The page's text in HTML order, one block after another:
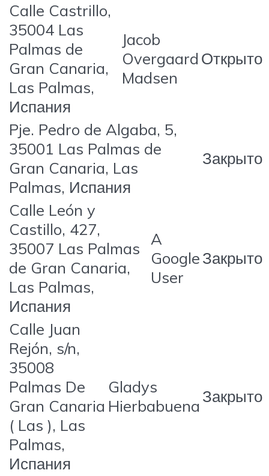
Calle Castrillo,
35004 Las
Palmas de
Gran Canaria,
Las Palmas,
Испания
Jacob
Overgaard
Madsen
Открыто
Pje. Pedro de Algaba, 5,
35001 Las Palmas de
Gran Canaria, Las
Palmas, Испания
Закрыто
Calle León y
Castillo, 427,
35007 Las Palmas
de Gran Canaria,
Las Palmas,
Испания
A
Google
User
Закрыто
Calle Juan
Rejón, s/n,
35008
Palmas De
Gran Canaria
( Las ), Las
Palmas,
Испания
Gladys
Hierbabuena Закрыто